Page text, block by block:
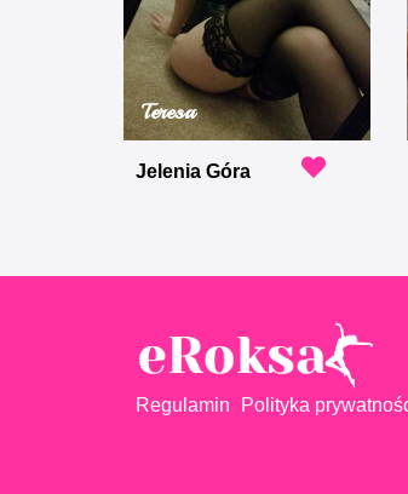
Teresa
Jelenia Góra
Regulamin Polityka